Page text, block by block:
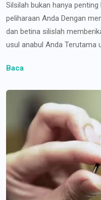
Silsilah bukan hanya
peliharaan Anda Dengan
dan betina silislah
usul anabul Anda Terutama
Baca